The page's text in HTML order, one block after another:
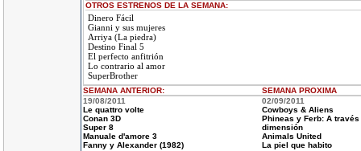
OTROS ESTRENOS DE LA SEMANA:
Dinero Fácil
Gianni y sus mujeres
Arriya (La piedra)
Destino Final 5
El perfecto anfitrión
Lo contrario al amor
SuperBrother
SEMANA ANTERIOR: SEMANA PROXIMA
19/08/2011
Le quattro volte
Conan 3D
Super 8
Manuale d'amore 3
Fanny y Alexander (1982)
02/09/2011
Cowboys & Aliens
Phineas y Ferb: A
dimensión
Animals United
La piel que habito